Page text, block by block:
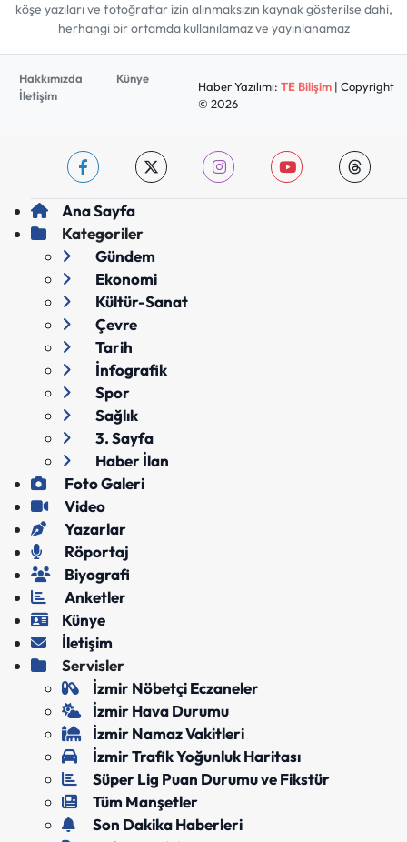
köşe yazıları ve fotoğraflar izin alınmaksızın kaynak gösterilse dahi,
herhangi bir ortamda kullanılamaz ve yayınlanamaz
Hakkımızda
Künye
İletişim
Haber Yazılımı: TE Bilişim| Copyright
© 2026
Ana Sayfa
Kategoriler
Gündem
Ekonomi
Kültür-Sanat
Çevre
Tarih
İnfografik
Spor
Sağlık
3. Sayfa
Haber İlan
Foto Galeri
Video
Yazarlar
Röportaj
Biyografi
Anketler
Künye
İletişim
Servisler
İzmir Nöbetçi Eczaneler
İzmir Hava Durumu
İzmir Namaz Vakitleri
İzmir Trafik Yoğunluk Haritası
Süper Lig Puan Durumu ve Fikstür
Tüm Manşetler
Son Dakika Haberleri